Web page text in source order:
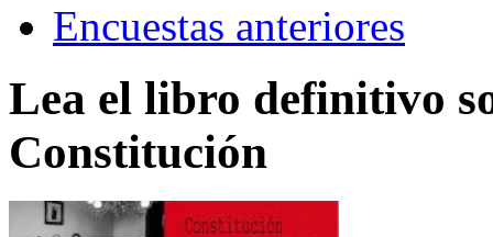
Encuestas anteriores
Lea el libro definitivo
Constitución